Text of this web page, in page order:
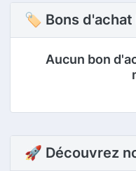
🏷 Bons d'achat
Aucun bon
🚀 Découvrez